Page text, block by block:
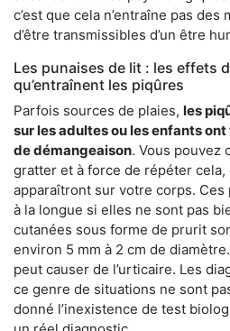
c’est que cela n’entraîne pas
d’être transmissibles d’un être
Les punaises de lit : les effets
qu’entraînent les piqûres
Parfois sources de plaies, les
sur les adultes ou les enfants
de démangeaison. Vous pouvez
gratter et à force de répéter
apparaîtront sur votre corps. Ces
à la longue si elles ne sont pas
cutanées sous forme de prurit
environ 5 mm à 2 cm de
peut causer de l’urticaire. Les
ce genre de situations ne sont
donné l’inexistence de test